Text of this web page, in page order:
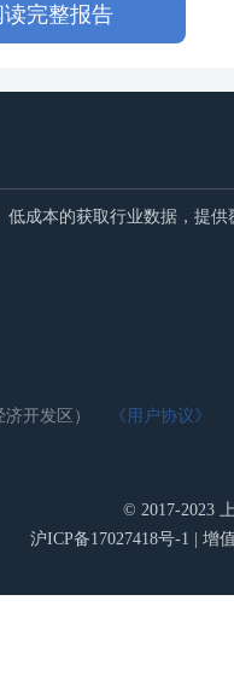
完整报告
成本的获取行业数据，提供
开发区）
《用户协议》
© 2017-2023
沪ICP备17027418号-1 | 增